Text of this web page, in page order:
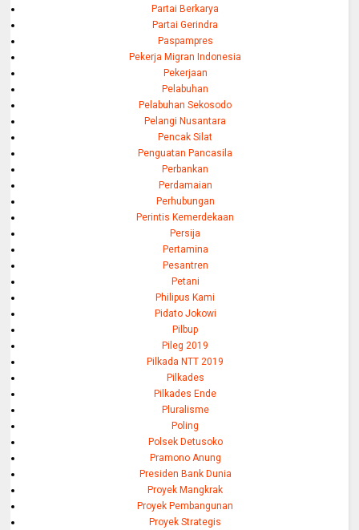
Partai Berkarya
Partai Gerindra
Paspampres
Pekerja Migran Indonesia
Pekerjaan
Pelabuhan
Pelabuhan Sekosodo
Pelangi Nusantara
Pencak Silat
Penguatan Pancasila
Perbankan
Perdamaian
Perhubungan
Perintis Kemerdekaan
Persija
Pertamina
Pesantren
Petani
Philipus Kami
Pidato Jokowi
Pilbup
Pileg 2019
Pilkada NTT 2019
Pilkades
Pilkades Ende
Pluralisme
Poling
Polsek Detusoko
Pramono Anung
Presiden Bank Dunia
Proyek Mangkrak
Proyek Pembangunan
Proyek Strategis